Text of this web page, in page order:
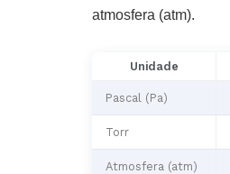
atmosfera (atm).
Unidade
Pascal (Pa)
Torr
Atmosfera (atm)